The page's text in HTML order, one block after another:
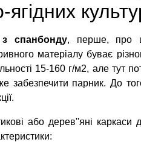
спанбонду, перше, про
матеріалу буває
15-160 г/м2, але тут
забезпечити парник. До
або дерев''яні каркаси